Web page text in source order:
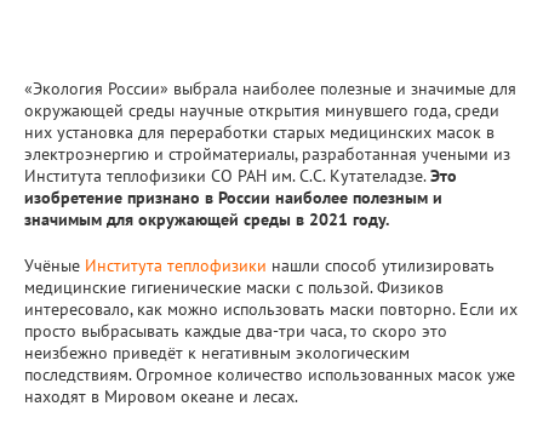
«Экология России» выбрала наиболее полезные и значимые для
окружающей среды научные открытия минувшего года, среди
них установка для переработки старых медицинских масок в
электроэнергию и стройматериалы, разработанная учеными из
Института теплофизики СО РАН им. С.С. Кутателадзе.Это
изобретение признано в России наиболее полезным и
значимым для окружающей среды в 2021 году.
Учёные Института теплофизики нашли способ утилизировать
медицинские гигиенические маски с пользой. Физиков
интересовало, как можно использовать маски повторно. Если их
просто выбрасывать каждые два-три часа, то скоро это
неизбежно приведёт к негативным экологическим
последствиям. Огромное количество использованных масок уже
находят в Мировом океане и лесах.